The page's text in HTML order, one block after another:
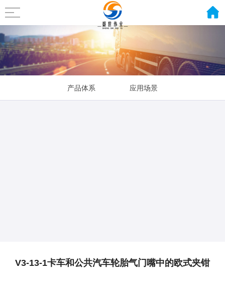
产品体系 应用场景
V3-13-1卡车和公共汽车轮胎气门嘴中的欧式夹钳